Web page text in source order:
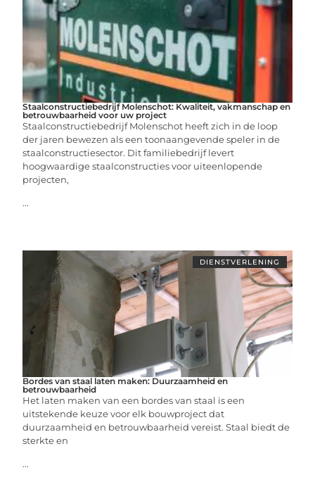
Staalconstructiebedrijf Molenschot: Kwaliteit, vakmanschap en
betrouwbaarheid voor uw project
Staalconstructiebedrijf Molenschot heeft zich in de loop
der jaren bewezen als een toonaangevende speler in de
staalconstructiesector. Dit familiebedrijf levert
hoogwaardige staalconstructies voor uiteenlopende
projecten,
...
DIENSTVERLENING
Bordes van staal laten maken: Duurzaamheid en
betrouwbaarheid
Het laten maken van een bordes van staal is een
uitstekende keuze voor elk bouwproject dat
duurzaamheid en betrouwbaarheid vereist. Staal biedt de
sterkte en
...